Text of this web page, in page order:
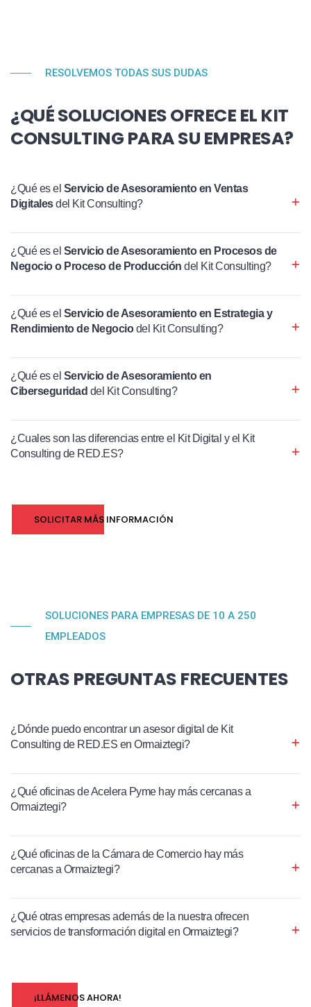
RESOLVEMOS TODAS SUS DUDAS
¿QUÉ SOLUCIONES OFRECE EL KIT
CONSULTING PARA SU EMPRESA?
¿Qué es el Servicio de Asesoramiento en Ventas
Digitalesdel Kit Consulting?
¿Qué es el Servicio de Asesoramiento en Procesos de
Negocio o Proceso de Producción del Kit Consulting?
¿Qué es el Servicio de Asesoramiento en Estrategia y
Rendimiento de Negociodel Kit Consulting?
¿Qué es el Servicio de Asesoramiento en
Ciberseguridad del Kit Consulting?
¿Cuales son las diferencias entre el Kit Digital y el Kit
Consulting de RED.ES?
SOLICITAR MÁS INFORMACIÓN
SOLUCIONES PARA EMPRESAS DE 10 A 250
EMPLEADOS
OTRAS PREGUNTAS FRECUENTES
¿Dónde puedo encontrar un asesor digital de Kit
Consulting de RED.ES en Ormaiztegi?
¿Qué oficinas de Acelera Pyme hay más cercanas a
Ormaiztegi?
¿Qué oficinas de la Cámara de Comercio hay más
cercanas a Ormaiztegi?
¿Qué otras empresas además de la nuestra ofrecen
servicios de transformación digital en Ormaiztegi?
¡LLÁMENOS AHORA!